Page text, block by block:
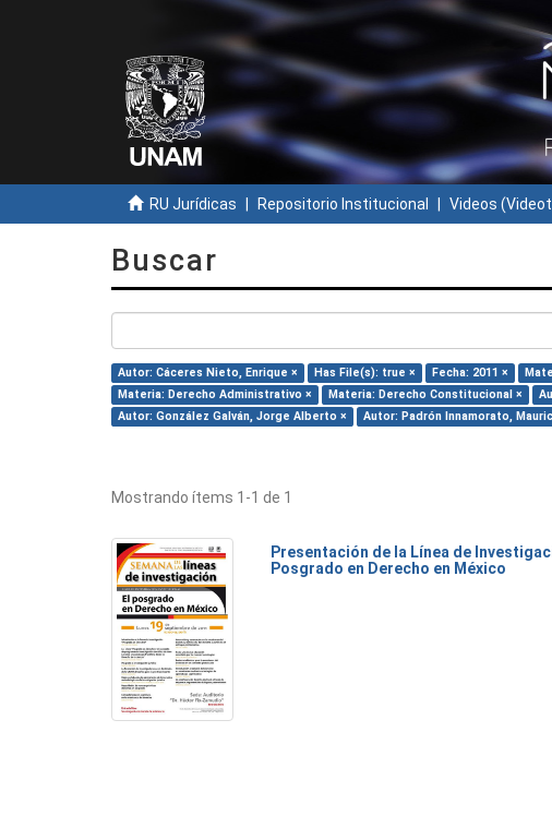
RU Jurídicas Repositorio Institucional Videos
Buscar
Autor: Cáceres Nieto, Enrique × Has File(s): true × Fecha: 2011 ×
Materia: Derecho Administrativo ×
Materia: Derecho Constitucional ×
Autor: González Galván, Jorge Alberto ×
Autor: Padrón Innamorato,
Mostrando ítems 1-1 de 1
Presentación de la Línea de
Posgrado en Derecho en México